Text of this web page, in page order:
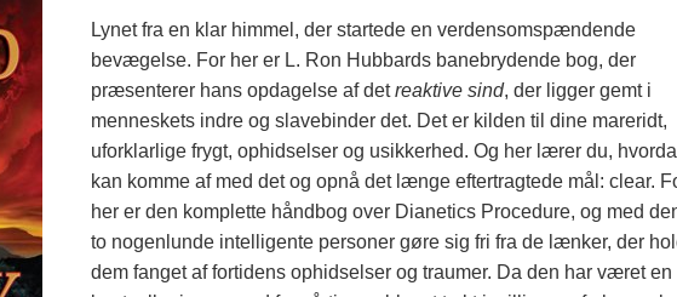
Mød en scientolog
Indenfor i en Kirke
De grundlæggende principper
i Scientology
En introduktion til Dianetics
Kærlighed og had –
Hvad er storhed?
Freewinds
Bringer Scientology ud til hele verden
David Miscavige - Scientology
religionens kirkelige leder
Lynet fra en klar himmel, der startede en verdensomspændende
bevægelse. For her er L. Ron Hubbards banebrydende bog, der
præsenterer hans opdagelse af detreaktive sind, der ligger gemt i
menneskets indre og slavebinder det. Det er kilden til dine mareridt,
uforklarlige frygt, ophidselser og usikkerhed. Og her lærer du,
kan komme af med det og opnå det længe eftertragtede mål: clear.
her er den komplette håndbog over Dianetics Procedure, og med
to nogenlunde intelligente personer gøre sig fri fra de lænker, der
dem fanget af fortidens ophidselser og traumer. Da den har været en